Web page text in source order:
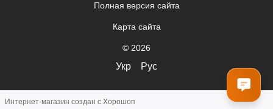
Полная версия сайта
Карта сайта
© 2026
Укр Рус
Интернет-магазин создан с Хорошоп